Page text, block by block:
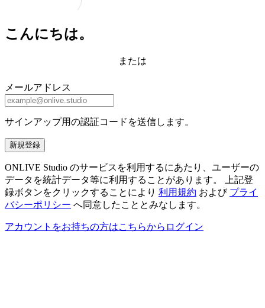
こんにちは。
または
メールアドレス
サインアップ用の認証コードを送信します。
新規登録
ONLIVE Studio のサービスを利用するにあたり、ユーザーの
データを統計データ等に利用することがあります。 上記登
録ボタンをクリックすることにより 利用規約 および プライ
バシーポリシー へ同意したこととみなします。
アカウントをお持ちの方はこちらからログイン